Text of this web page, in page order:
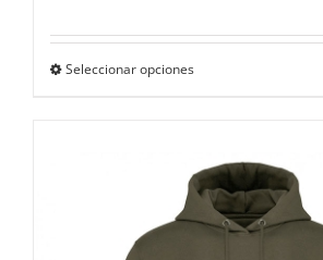
Seleccionar opciones
variantes.
Las
opciones
se